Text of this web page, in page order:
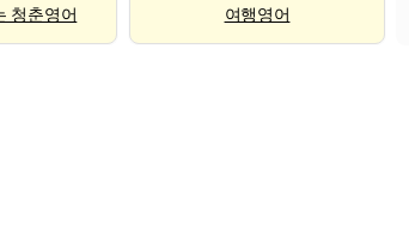
청춘영어 여행영어